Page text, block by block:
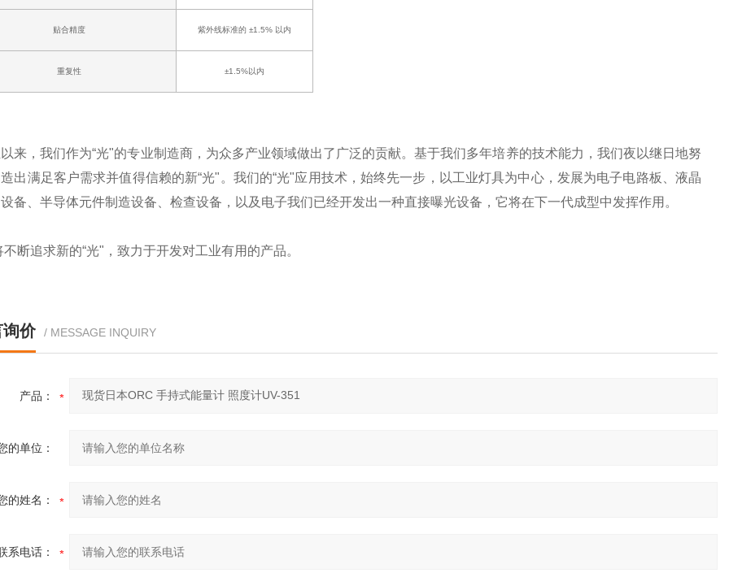
贴合精度 紫外线标准的 ±1.5% 以内
重复性 ±1.5%以内
来，我们作为“光"的专业制造商，为众多产业领域做出了广泛的贡献。基于我们多年培养的技术能力，我们夜以继日地努
出满足客户需求并值得信赖的新“光"。我们的“光"应用技术，始终先一步，以工业灯具为中心，发展为电子电路板、液晶
备、半导体元件制造设备、检查设备，以及电子我们已经开发出一种直接曝光设备，它将在下一代成型中发挥作用。
断追求新的“光"，致力于开发对工业有用的产品。
询价 / MESSAGE INQUIRY
产品：
的单位：
的姓名：
系电话：